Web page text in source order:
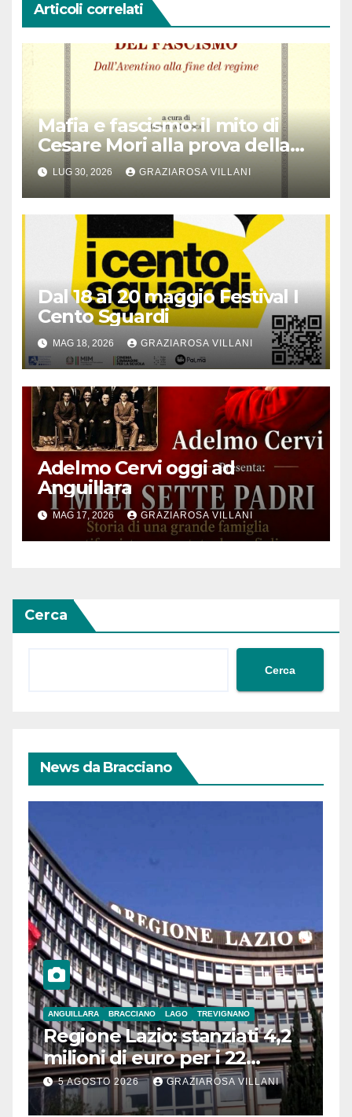
Articoli correlati
Mafia e fascismo: il mito di
Cesare Mori alla prova della
storia
LUG 30, 2026 GRAZIAROSA VILLANI
Dal 18 al 20 maggio Festival I
Cento Sguardi
MAG 18, 2026 GRAZIAROSA VILLANI
Adelmo Cervi oggi ad
Anguillara
MAG 17, 2026 GRAZIAROSA VILLANI
Cerca
Cerca
News da Bracciano
ANGUILLARA BRACCIANO LAGO TREVIGNANO
Regione Lazio: stanziati 4,2
milioni di euro per i 22
Comuni dell’Etruria
Meridionale
5 AGOSTO 2026 GRAZIAROSA VILLANI